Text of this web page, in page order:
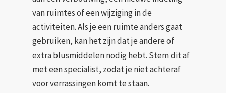
van ruimtes of een wijziging in de
activiteiten. Als je een ruimte anders gaat
gebruiken, kan het zijn dat je andere of
extra blusmiddelen nodig hebt. Stem dit af
met een specialist, zodat je niet achteraf
voor verrassingen komt te staan.